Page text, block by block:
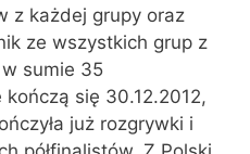
z każdej grupy oraz
ze wszystkich grup z
sumie 35
się 30.12.2012,
już rozgrywki i